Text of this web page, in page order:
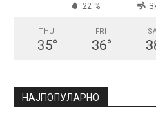
22 %
THU
35°
FRI
36°
НАЈПОПУЛАРНО